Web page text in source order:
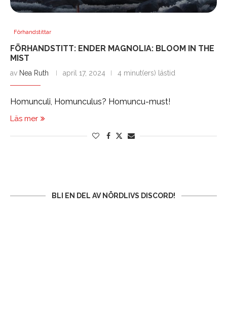
Förhandstittar
FÖRHANDSTITT: ENDER MAGNOLIA: BLOOM IN THE
MIST
av Nea Ruth april 17, 2024 4 minut(ers) lästid
Homunculi, Homunculus? Homuncu-must!
Läs mer
BLI EN DEL AV NÖRDLIVS DISCORD!